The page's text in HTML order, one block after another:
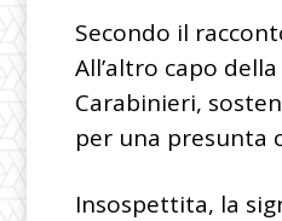
Secondo il
All’altro capo
Carabinieri,
per una presunta
Insospettita, la